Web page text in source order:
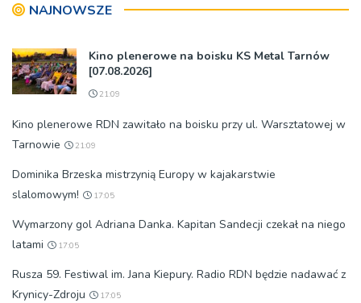
NAJNOWSZE
Kino plenerowe na boisku KS Metal Tarnów
[07.08.2026]
21:09
Kino plenerowe RDN zawitało na boisku przy ul. Warsztatowej w
Tarnowie
21:09
Dominika Brzeska mistrzynią Europy w kajakarstwie
slalomowym!
17:05
Wymarzony gol Adriana Danka. Kapitan Sandecji czekał na niego
latami
17:05
Rusza 59. Festiwal im. Jana Kiepury. Radio RDN będzie nadawać z
Krynicy-Zdroju
17:05